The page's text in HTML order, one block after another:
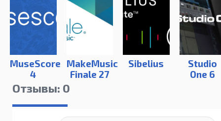
MuseScore
4
MakeMusic
Finale 27
Sibelius
Studio
One 6
Отзывы: 0